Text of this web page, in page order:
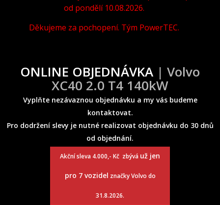
od pondělí 10.08.2026.
Děkujeme za pochopení. Tým PowerTEC.
ONLINE OBJEDNÁVKA | Volvo
XC40 2.0 T4 140kW
Vyplňte nezávaznou objednávku a my vás budeme
kontaktovat.
Pro dodržení slevy je nutné realizovat objednávku do 30 dnů
od objednání.
Akční sleva 4.000,- Kč zbývá už jen
pro 7 vozidel značky Volvo do
31.8.2026.